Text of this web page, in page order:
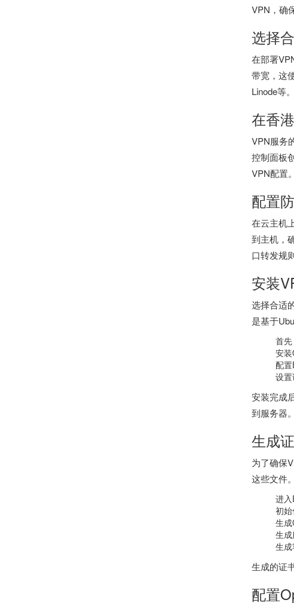
VPN，确
选择
在部署
带宽，这
Linode等
在香
VPN服务
控制面板
VPN配置。
配置
在云主机
到主机，
口转发规
安装
选择合适
是基于
首先
安装
配置
设
安装完成
到服务器。
生成
为了确保
这些文件
进入
初始
生成
生成
生成
生成的证
配置